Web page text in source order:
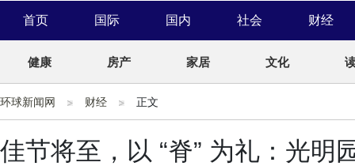
首页 国际 国内 社会 财经
健康 房产 家居 文化
环球新闻网 财经 正文
佳节将至，以 “脊” 为礼：光明